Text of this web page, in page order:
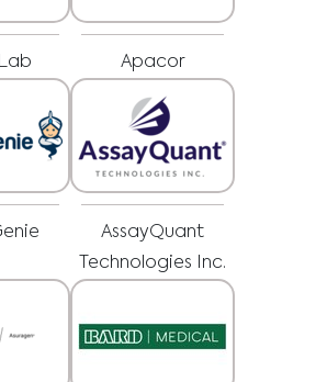
len pre zdravotníckych pracovníkov. Vlastník tejto webovej
za žiadne chyby, nepresnosti alebo nezrovnalosti,
liečbu. Pred začatím nového liečebného režimu sa vždy
všetkých otázkach týkajúcich sa vášho zdravia alebo liečby a
odborné zdravotné odporúčania a neodkladajte ich
aj keď ste sa o nich dočítali na tejto webovej stránke.
Som zdravotnícky pracovník
Apacor
AssayQuant
Technologies Inc.